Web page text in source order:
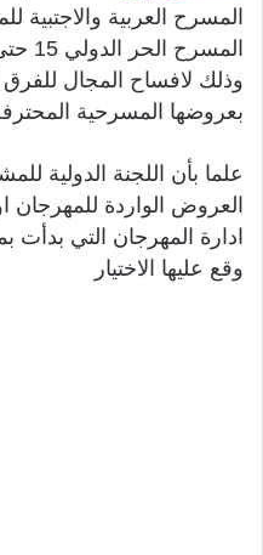
المسرح العربية
وذلك لافساح المجال
بعروضها المسرحية
علما بأن اللجنة الدولية
العروض الواردة للمهرجان
ادارة المهرجان التي بدأت
وقع عليها الاختيار